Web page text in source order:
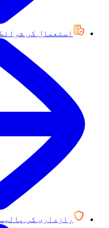
استعمال کی شرائط
رازداری کی پالیسی